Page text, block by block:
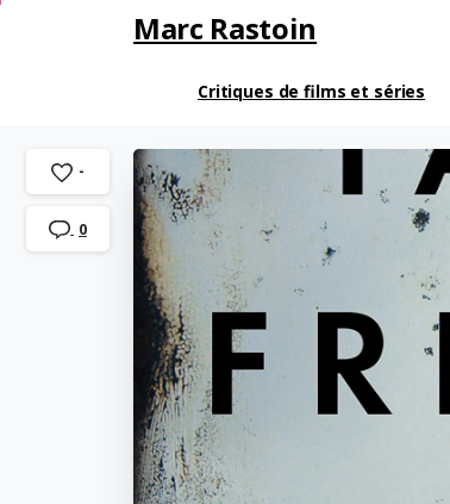
Marc Rastoin
Critiques de films et séries
-
0